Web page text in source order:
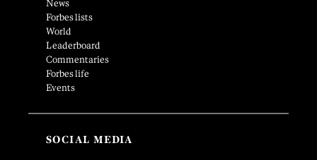
News
Forbes lists
World
Leaderboard
Commentaries
Forbes life
Events
SOCIAL MEDIA